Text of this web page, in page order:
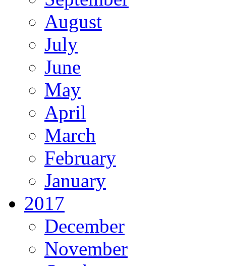
August
July
June
May
April
March
February
January
2017
December
November